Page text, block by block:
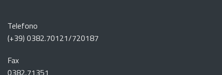
Telefono
(+39) 0382.70121/720187
Fax